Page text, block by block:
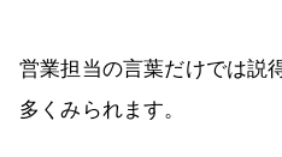
営業担当の言葉だけでは説
多くみられます。